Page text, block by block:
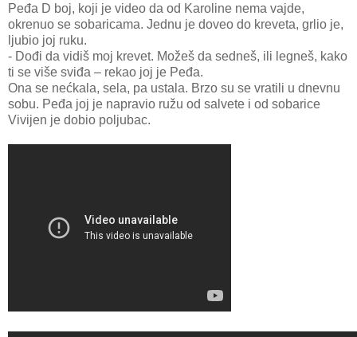
Peđa D boj, koji je video da od Karoline nema vajde,
okrenuo se sobaricama. Jednu je doveo do kreveta, grlio je,
ljubio joj ruku.
- Dođi da vidiš moj krevet. Možeš da sedneš, ili legneš, kako
ti se više sviđa – rekao joj je Peđa.
Ona se nećkala, sela, pa ustala. Brzo su se vratili u dnevnu
sobu. Peđa joj je napravio ružu od salvete i od sobarice
Vivijen je dobio poljubac.